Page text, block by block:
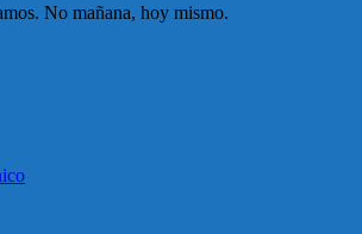
No mañana, hoy mismo.